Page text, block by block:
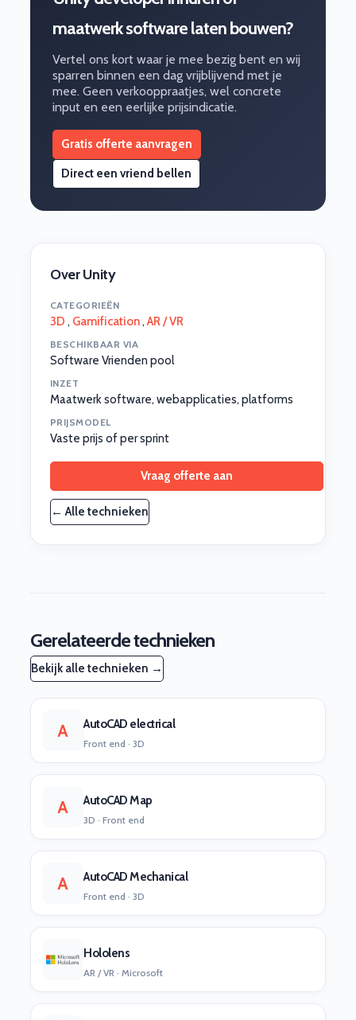
maatwerk software laten bouwen?
Vertel ons kort waar je mee bezig bent en wij
sparren binnen een dag vrijblijvend met je
mee. Geen verkooppraatjes, wel concrete
input en een eerlijke prijsindicatie.
Gratis offerte aanvragen
Direct een vriend bellen
Over Unity
CATEGORIEËN
3D , Gamification,AR / VR
BESCHIKBAAR VIA
Software Vrienden pool
INZET
Maatwerk software, webapplicaties, platforms
PRIJSMODEL
Vaste prijs of per sprint
Vraag offerte aan
← Alle technieken
Gerelateerde technieken
Bekijk alle technieken →
A AutoCAD electrical
Front end · 3D
A AutoCAD Map
3D · Front end
A AutoCAD Mechanical
Front end · 3D
Hololens
AR / VR · Microsoft